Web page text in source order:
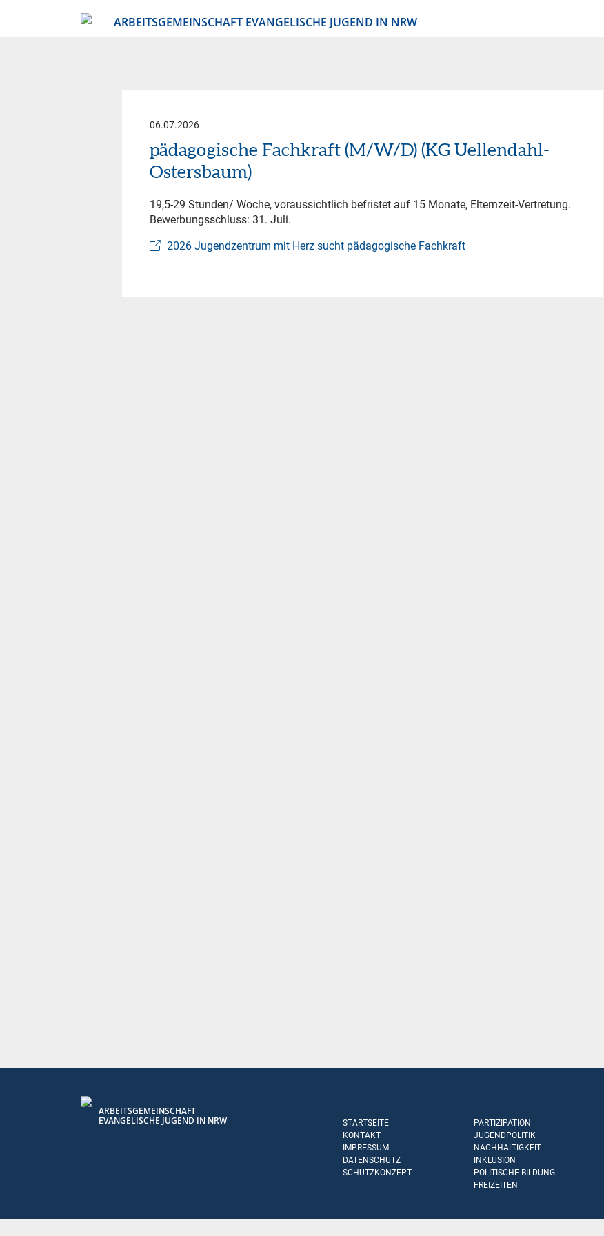
ARBEITSGEMEINSCHAFT EVANGELISCHE JUGEND IN NRW
06.07.2026
pädagogische Fachkraft (M/W/D) (KG Uellendahl-
Ostersbaum)
19,5-29 Stunden/ Woche, voraussichtlich befristet auf 15 Monate, Elternzeit-Vertretung.
Bewerbungsschluss: 31. Juli.
2026 Jugendzentrum mit Herz sucht pädagogische Fachkraft
ARBEITSGEMEINSCHAFT
EVANGELISCHE JUGEND IN NRW
STARTSEITE
KONTAKT
IMPRESSUM
DATENSCHUTZ
SCHUTZKONZEPT
PARTIZIPATION
JUGENDPOLITIK
NACHHALTIGKEIT
INKLUSION
POLITISCHE BILDUNG
FREIZEITEN